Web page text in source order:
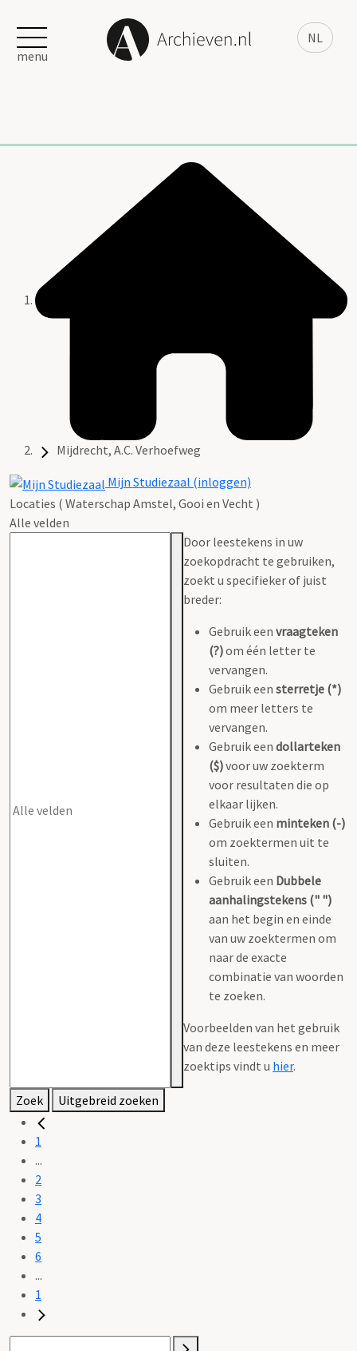
NL
menu
Mijdrecht, A.C. Verhoefweg
Mijn Studiezaal (inloggen)
Locaties ( Waterschap Amstel, Gooi en Vecht )
Alle velden
Door leestekens in uw
zoekopdracht te gebruiken,
zoekt u specifieker of juist
breder:
Gebruik een vraagteken
(?)om één letter te
vervangen.
Gebruik een sterretje (*)
om meer letters te
vervangen.
Gebruik een dollarteken
($)voor uw zoekterm
voor resultaten die op
elkaar lijken.
Gebruik een minteken (-)
om zoektermen uit te
sluiten.
Gebruik een Dubbele
aanhalingstekens (" ")
aan het begin en einde
van uw zoektermen om
naar de exacte
combinatie van woorden
te zoeken.
Voorbeelden van het gebruik
van deze leestekens en meer
zoektips vindt u hier.
Zoek Uitgebreid zoeken
1
...
2
3
4
5
6
...
1